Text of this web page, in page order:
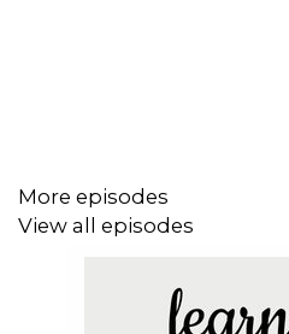
More episodes
View all episodes